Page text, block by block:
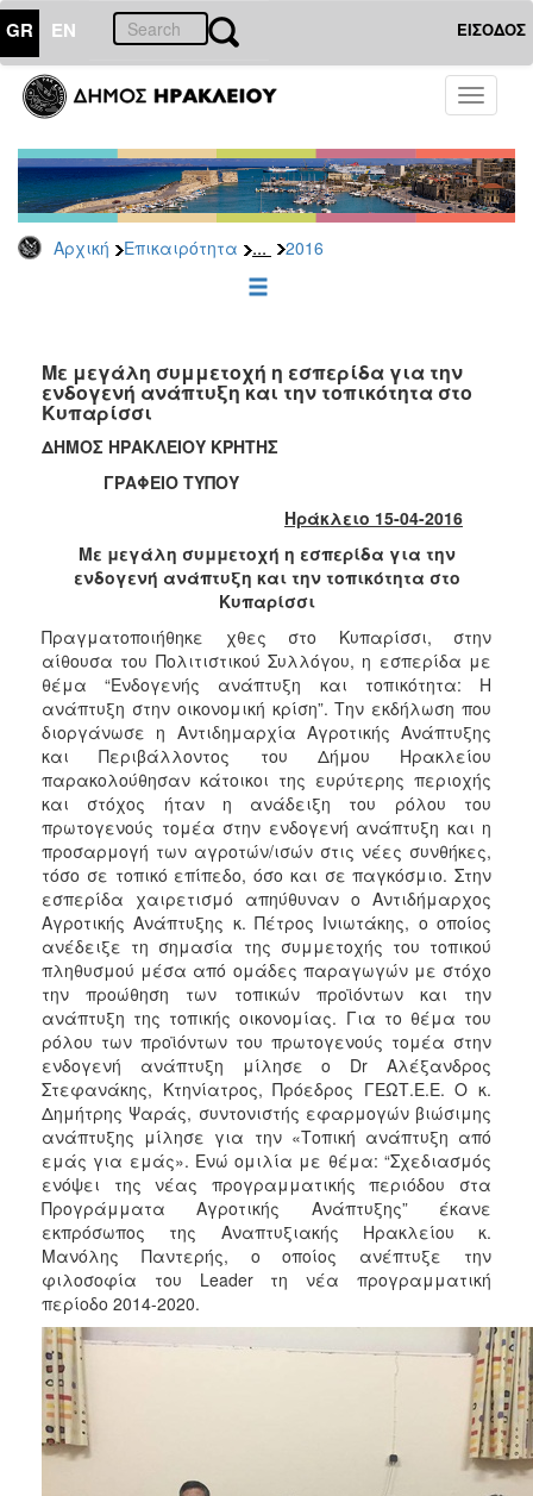
GR EN ΕΙΣΟΔΟΣ
Toggle
Αρχική Επικαιρότητα ... 2016
ΕΠΙΚΑΙΡΟΤΗΤΑ
Τύπου
Αρχείο
2026
2025
2022
2021
2020
2019
2017
2016
2013
2012
2011
2010
2006
ΔΗΜΟΤΗΣ
ΕΠΙΣΚΕΠΤΗΣ
ΗΡΑΚΛΕΙΟ
Με μεγάλη συμμετοχή η εσπερίδα για την
ενδογενή ανάπτυξη και την τοπικότητα στο
Κυπαρίσσι
ΔΗΜΟΣ ΗΡΑΚΛΕΙΟΥ ΚΡΗΤΗΣ
ΓΡΑΦΕΙΟ ΤΥΠΟΥ
Ηράκλειο 15-04-2016
Με μεγάλη συμμετοχή η εσπερίδα για την
ενδογενή ανάπτυξη και την τοπικότητα στο
Κυπαρίσσι
Πραγματοποιήθηκε χθες στο Κυπαρίσσι, στην
αίθουσα του Πολιτιστικού Συλλόγου, η εσπερίδα με
θέμα “Ενδογενής ανάπτυξη και τοπικότητα: Η
ανάπτυξη στην οικονομική κρίση”. Την εκδήλωση που
διοργάνωσε η Αντιδημαρχία Αγροτικής Ανάπτυξης
και Περιβάλλοντος του Δήμου Ηρακλείου
παρακολούθησαν κάτοικοι της ευρύτερης περιοχής
και στόχος ήταν η ανάδειξη του ρόλου του
πρωτογενούς τομέα στην ενδογενή ανάπτυξη και η
προσαρμογή των αγροτών/ισών στις νέες συνθήκες,
τόσο σε τοπικό επίπεδο, όσο και σε παγκόσμιο. Στην
εσπερίδα χαιρετισμό απηύθυναν ο Αντιδήμαρχος
Αγροτικής Ανάπτυξης κ. Πέτρος Ινιωτάκης, ο οποίος
ανέδειξε τη σημασία της συμμετοχής του τοπικού
πληθυσμού μέσα από ομάδες παραγωγών με στόχο
την προώθηση των τοπικών προϊόντων και την
ανάπτυξη της τοπικής οικονομίας. Για το θέμα του
ρόλου των προϊόντων του πρωτογενούς τομέα στην
ενδογενή ανάπτυξη μίλησε ο Dr Αλέξανδρος
Στεφανάκης, Κτηνίατρος, Πρόεδρος ΓΕΩΤ.Ε.Ε. Ο κ.
Δημήτρης Ψαράς, συντονιστής εφαρμογών βιώσιμης
ανάπτυξης μίλησε για την «Τοπική ανάπτυξη από
εμάς για εμάς». Ενώ ομιλία με θέμα: “Σχεδιασμός
ενόψει της νέας προγραμματικής περιόδου στα
Προγράμματα Αγροτικής Ανάπτυξης” έκανε
εκπρόσωπος της Αναπτυξιακής Ηρακλείου κ.
Μανόλης Παντερής, ο οποίος ανέπτυξε την
φιλοσοφία του Leader τη νέα προγραμματική
περίοδο 2014-2020.